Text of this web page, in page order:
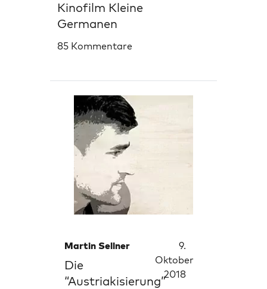
Kinofilm Kleine
Germanen
85 Kommentare
Martin Sellner
9.
Oktober
2018
Die
“Austriakisierung”